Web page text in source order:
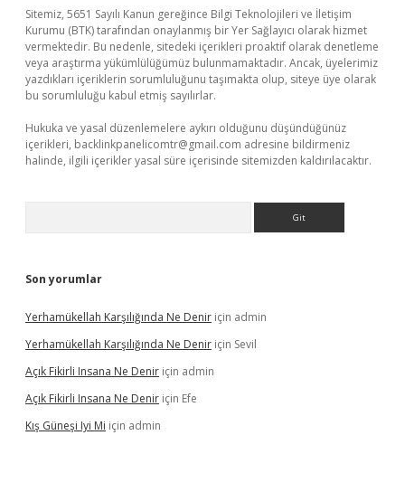
Sitemiz, 5651 Sayılı Kanun gereğince Bilgi Teknolojileri ve İletişim
Kurumu (BTK) tarafından onaylanmış bir Yer Sağlayıcı olarak hizmet
vermektedir. Bu nedenle, sitedeki içerikleri proaktif olarak denetleme
veya araştırma yükümlülüğümüz bulunmamaktadır. Ancak, üyelerimiz
yazdıkları içeriklerin sorumluluğunu taşımakta olup, siteye üye olarak
bu sorumluluğu kabul etmiş sayılırlar.
Hukuka ve yasal düzenlemelere aykırı olduğunu düşündüğünüz
içerikleri, backlinkpanelicomtr@gmail.com adresine bildirmeniz
halinde, ilgili içerikler yasal süre içerisinde sitemizden kaldırılacaktır.
Son yorumlar
Yerhamükellah Karşılığında Ne Denir için admin
Yerhamükellah Karşılığında Ne Denir için Sevil
Açık Fikirli Insana Ne Denir için admin
Açık Fikirli Insana Ne Denir için Efe
Kış Güneşi Iyi Mi için admin